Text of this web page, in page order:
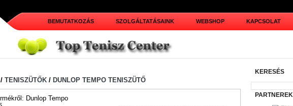
BEMUTATKOZÁS SZOLGÁLTATÁSAINK WEBSHOP KAPCSOLAT
TENISZÜTŐK / DUNLOP TEMPO TENISZÜTŐ
KERESÉS
PARTNEREK